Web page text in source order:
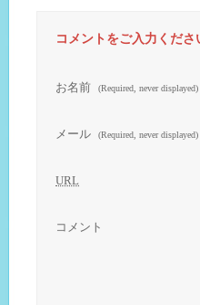
コメントをご入力くださ
お名前 (Required, never displayed)
メール (Required, never displayed)
URL
コメント